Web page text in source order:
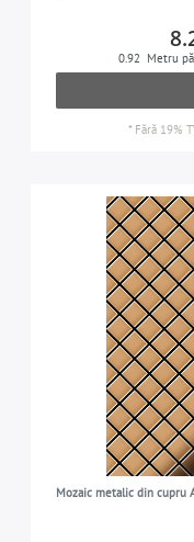
0.92 Metru
* Fără 19%
Mozaic metalic din cupru